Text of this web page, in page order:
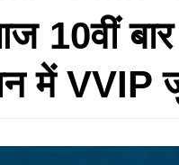
10वीं
में VVIP